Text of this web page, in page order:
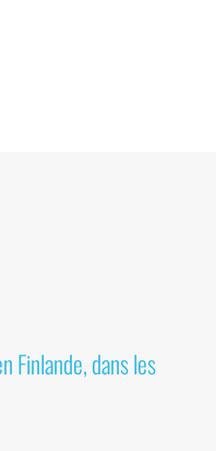
Finlande, dans les